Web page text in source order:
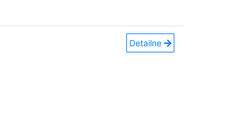
Detailne